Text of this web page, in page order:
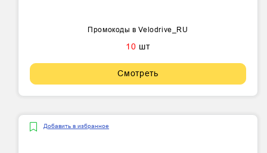
Промокоды в Velodrive_RU
10 шт
Смотреть
Добавить в избранное